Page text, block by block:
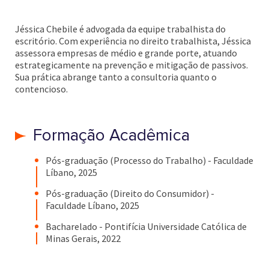
Jéssica Chebile é advogada da equipe trabalhista do
escritório. Com experiência no direito trabalhista, Jéssica
assessora empresas de médio e grande porte, atuando
estrategicamente na prevenção e mitigação de passivos.
Sua prática abrange tanto a consultoria quanto o
contencioso.
Formação Acadêmica
Pós-graduação (Processo do Trabalho) - Faculdade
Líbano, 2025
Pós-graduação (Direito do Consumidor) -
Faculdade Líbano, 2025
Bacharelado - Pontifícia Universidade Católica de
Minas Gerais, 2022